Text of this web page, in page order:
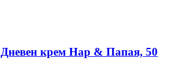
Дневен крем Нар & Папая, 50